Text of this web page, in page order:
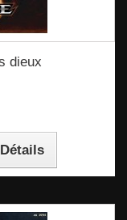
dieux
Détails